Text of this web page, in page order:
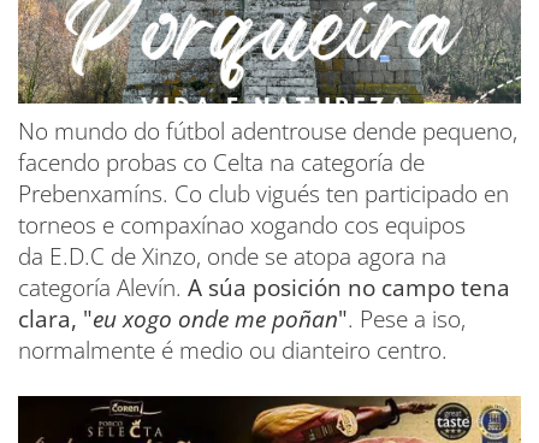
No mundo do fútbol adentrouse dende pequeno,
facendo probas co Celta na categoría de
Prebenxamíns. Co club vigués ten participado en
torneos e compaxínao xogando cos equipos
da E.D.C de Xinzo, onde se atopa agora na
categoría Alevín. A súa posición no campo tena
clara, "eu xogo onde me poñan". Pese a iso,
normalmente é medio ou dianteiro centro.